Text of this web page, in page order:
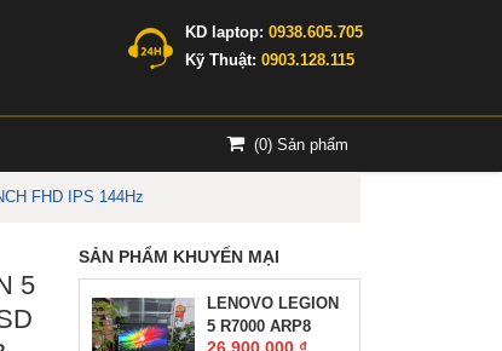
KD laptop:0938.605.705
Kỹ Thuật:0903.128.115
(0) Sản phẩm
FHD IPS 144Hz
SẢN PHẨM KHUYẾN MẠI
LENOVO LEGION
5 R7000 ARP8
5